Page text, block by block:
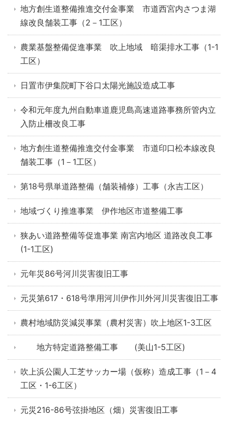
地方創生道整備推進交付金事業 市道西宮内さつま湖
線改良舗装工事（2－1工区）
農業基盤整備促進事業 吹上地域 暗渠排水工事（1-1
工区）
日置市伊集院町下谷口太陽光施設造成工事
令和元年度九州自動車道鹿児島高速道路事務所管内立
入防止柵改良工事
地方創生道整備推進交付金事業 市道印口松本線改良
舗装工事（1－1工区）
第18号県単道路整備（舗装補修）工事（永吉工区）
地域づくり推進事業 伊作地区市道整備工事
狭あい道路整備等促進事業 南宮内地区 道路改良工事
(1-1工区)
元年災86号河川災害復旧工事
元災第617・618号準用河川伊作川外河川災害復旧工事
農村地域防災減災事業（農村災害）吹上地区1-3工区
地方特定道路整備工事 (美山1-5工区)
吹上浜公園人工芝サッカー場（仮称）造成工事（1－4
工区・1-6工区）
元災216-86号弦掛地区（畑）災害復旧工事